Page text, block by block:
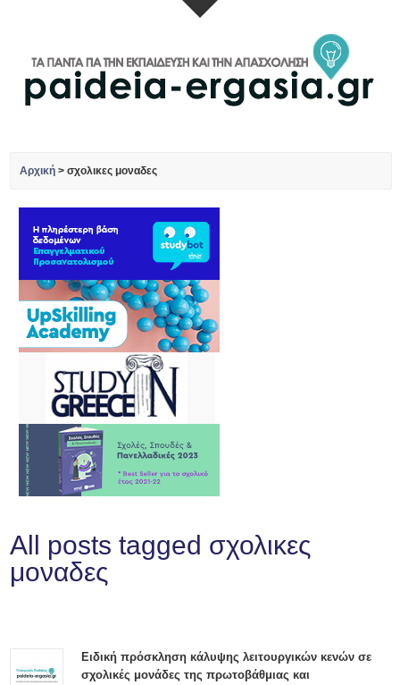
Αρχική >σχολικες μοναδες
All posts tagged σχολικες
μοναδες
Ειδική πρόσκληση κάλυψης λειτουργικών κενών σε
σχολικές μονάδες της πρωτοβάθμιας και